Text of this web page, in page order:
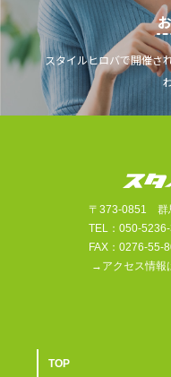
スタイルヒロバで開催さ
〒373-0851 群
TEL：050-
FAX：0276-55-
→アクセス情報
TOP